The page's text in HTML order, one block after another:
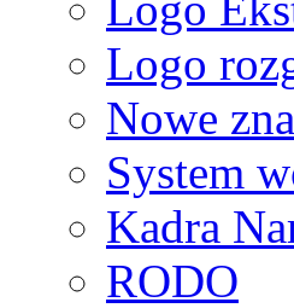
Logo
Nowe
System
Kadra
RODO